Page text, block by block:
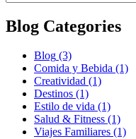
Blog Categories
Blog (3)
Comida y Bebida (1)
Creatividad (1)
Destinos (1)
Estilo de vida (1)
Salud & Fitness (1)
Viajes Familiares (1)